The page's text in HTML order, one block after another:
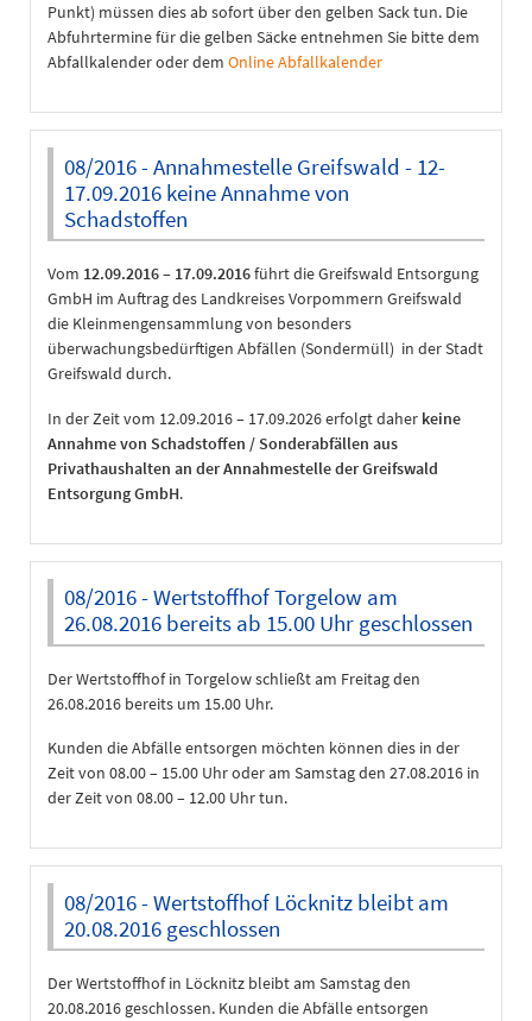
Punkt) müssen dies ab sofort über den gelben Sack tun. Die
Abfuhrtermine für die gelben Säcke entnehmen Sie bitte dem
Abfallkalender oder dem Online Abfallkalender
08/2016 - Annahmestelle Greifswald - 12-
17.09.2016 keine Annahme von
Schadstoffen
Vom 12.09.2016 – 17.09.2016führt die Greifswald Entsorgung
GmbH im Auftrag des Landkreises Vorpommern Greifswald
die Kleinmengensammlung von besonders
überwachungsbedürftigen Abfällen (Sondermüll) in der Stadt
Greifswald durch.
In der Zeit vom 12.09.2016 – 17.09.2026 erfolgt daher keine
Annahme von Schadstoffen / Sonderabfällen aus
Privathaushalten an der Annahmestelle der Greifswald
Entsorgung GmbH.
08/2016 - Wertstoffhof Torgelow am
26.08.2016 bereits ab 15.00 Uhr geschlossen
Der Wertstoffhof in Torgelow schließt am Freitag den
26.08.2016 bereits um 15.00 Uhr.
Kunden die Abfälle entsorgen möchten können dies in der
Zeit von 08.00 – 15.00 Uhr oder am Samstag den 27.08.2016 in
der Zeit von 08.00 – 12.00 Uhr tun.
08/2016 - Wertstoffhof Löcknitz bleibt am
20.08.2016 geschlossen
Der Wertstoffhof in Löcknitz bleibt am Samstag den
20.08.2016 geschlossen. Kunden die Abfälle entsorgen